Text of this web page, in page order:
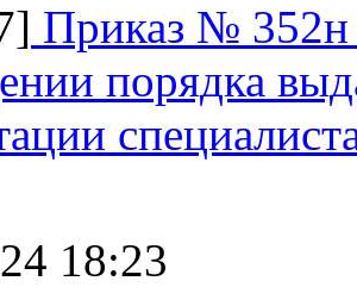
Приказ № 352н
порядка
18:23